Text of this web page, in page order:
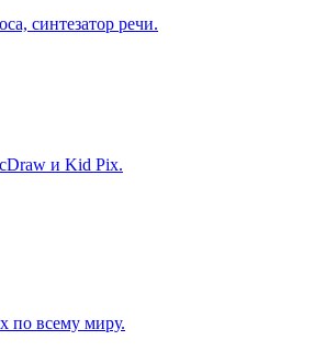
синтезатор речи.
и Kid Pix.
по всему миру.